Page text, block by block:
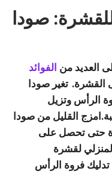
للقشرة: صودا
العديد من الفوائد
تغير صودا
الرأس وتزيل
القليل من صودا
حتى تحصل على
لقشرة
فروة الرأس